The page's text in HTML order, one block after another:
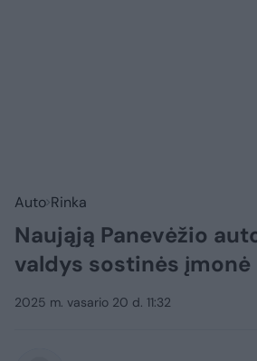
Auto Rinka
Naująją Panevėžio
valdys sostinės įmonė
2025 m. vasario 20 d. 11:32